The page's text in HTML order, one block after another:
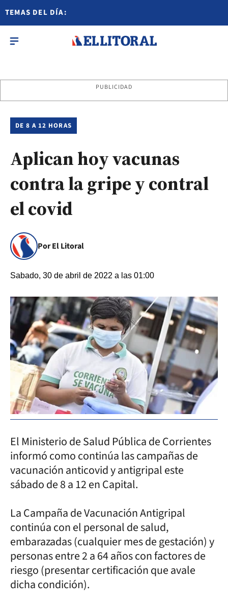
TEMAS DEL DÍA:
PUBLICIDAD
DE 8 A 12 HORAS
Aplican hoy vacunas
contra la gripe y contral
el covid
Por El Litoral
Sabado, 30 de abril de 2022 a las 01:00
El Ministerio de Salud Pública de Corrientes
informó como continúa las campañas de
vacunación anticovid y antigripal este
sábado de 8 a 12 en Capital.
La Campaña de Vacunación Antigripal
continúa con el personal de salud,
embarazadas (cualquier mes de gestación) y
personas entre 2 a 64 años con factores de
riesgo (presentar certificación que avale
dicha condición).